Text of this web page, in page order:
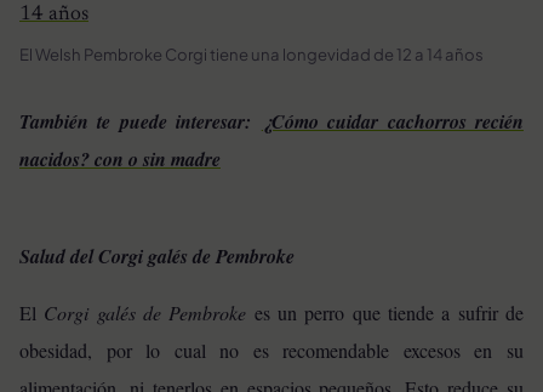
El Welsh Pembroke Corgi tiene una longevidad de 12 a 14 años
También te puede interesar: ¿Cómo cuidar cachorros recién
nacidos? con o sin madre
Salud del Corgi galés de Pembroke
El Corgi galés de Pembroke es un perro que tiende a sufrir de
obesidad, por lo cual no es recomendable excesos en su